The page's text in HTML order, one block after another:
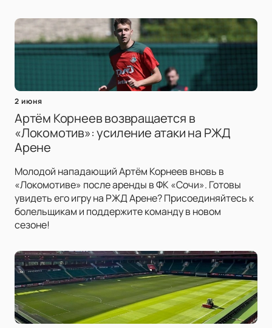
2 июня
Артём Корнеев возвращается в
«Локомотив»: усиление атаки на РЖД
Арене
Молодой нападающий Артём Корнеев вновь в
«Локомотиве» после аренды в ФК «Сочи». Готовы
увидеть его игру на РЖД Арене? Присоединяйтесь к
болельщикам и поддержите команду в новом
сезоне!